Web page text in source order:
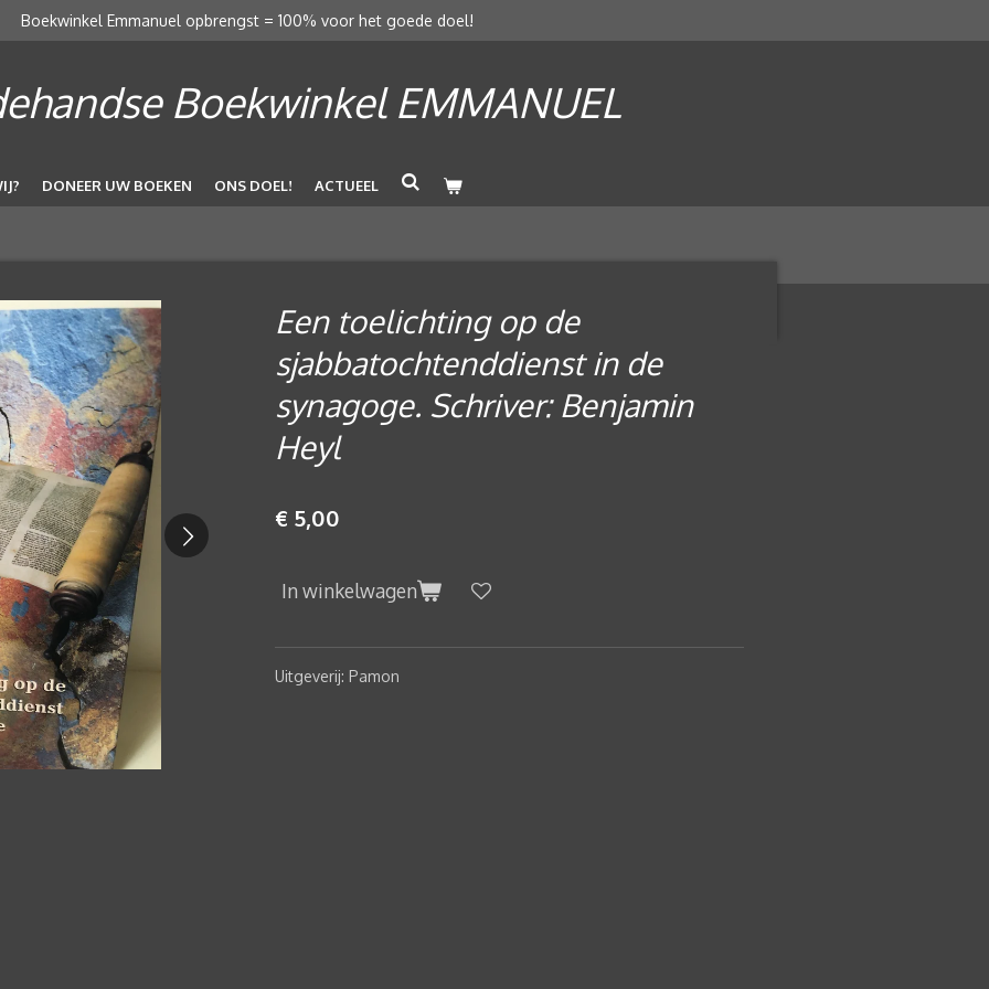
Boekwinkel Emmanuel opbrengst = 100% voor het goede doel!
Boekwinkel EMMANUEL
DONEER UW BOEKEN ONS DOEL! ACTUEEL
Een toelichting op de
sjabbatochtenddienst in de
synagoge. Schriver: Benjamin
Heyl
€ 5,00
In winkelwagen
Uitgeverij: Pamon